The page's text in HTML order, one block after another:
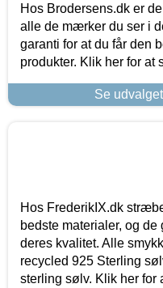
Hos Brodersens.dk er
alle de mærker du ser i
garanti for at du får den
produkter. Klik her for at
Se
Hos FrederikIX.dk
bedste materialer, og
deres kvalitet. Alle
recycled 925 Sterling
sterling sølv. Klik her for